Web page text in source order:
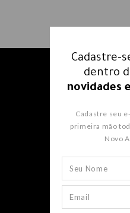
Receba
por dentro
Cadastre-
dentro
novidades
Cadastre seu
primeira mão
Novo